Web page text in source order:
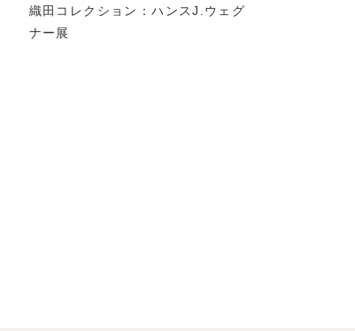
織田コレクション：ハンスJ.ウェグ
ナー展